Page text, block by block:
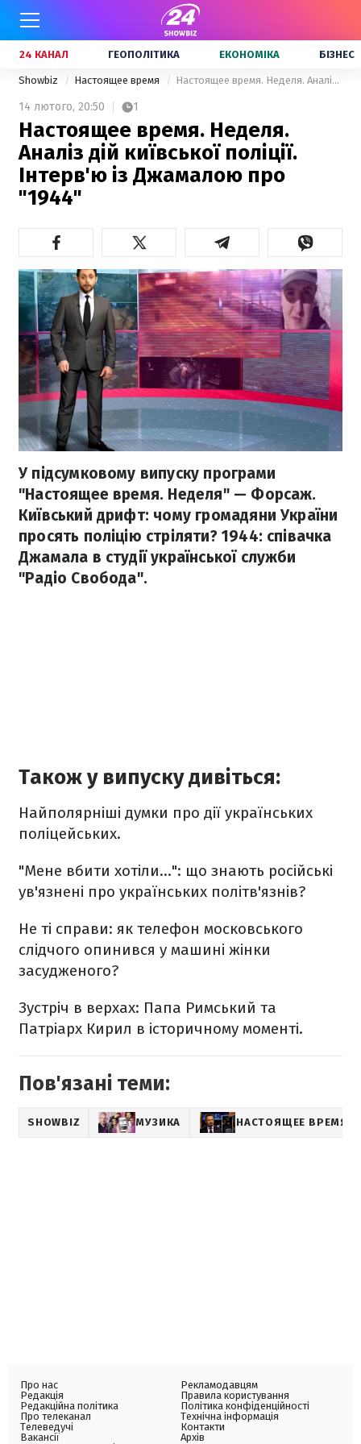
24 КАНАЛ ГЕОПОЛІТИКА ЕКОНОМІКА БІЗНЕС
Showbiz Настоящее время Настоящее время. Неделя. Аналіз дій київської поліції. Інтерв'ю із Джамалою про "1944"
14 лютого, 20:50 1
Настоящее время. Неделя.
Аналіз дій київської поліції.
Інтерв'ю із Джамалою про
"1944"
У підсумковому випуску програми
"Настоящее время. Неделя" — Форсаж.
Київський дрифт: чому громадяни України
просять поліцію стріляти? 1944: співачка
Джамала в студії української служби
"Радіо Свобода".
Також у випуску дивіться:
Найполярніші думки про дії українських
поліцейських.
"Мене вбити хотіли...": що знають російські
ув'язнені про українських політв'язнів?
Не ті справи: як телефон московського
слідчого опинився у машині жінки
засудженого?
Зустріч в верхах: Папа Римський та
Патріарх Кирил в історичному моменті.
Пов'язані теми:
SHOWBIZ МУЗИКА НАСТОЯЩЕЕ ВРЕМЯ
Про нас
Редакція
Редакційна політика
Про телеканал
Телеведучі
Вакансії
Рекламодавцям
Правила користування
Політика конфіденційності
Технічна інформація
Контакти
Архів